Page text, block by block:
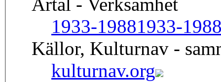
1933-19881933-
Källor, Kulturnav -
kulturnav.org